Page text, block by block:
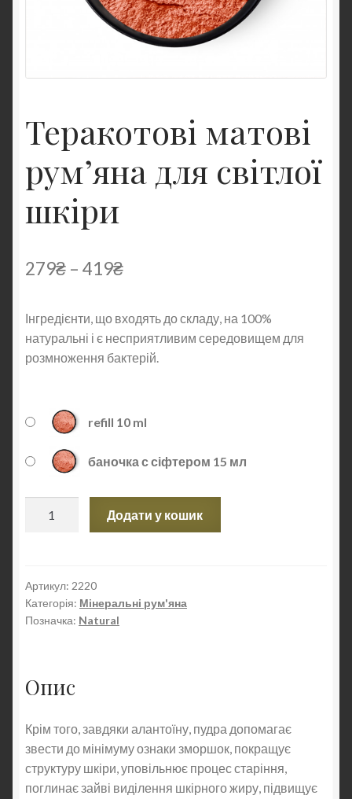
Теракотові матові
рум’яна для світлої
шкіри
279₴ – 419₴
Інгредієнти, що входять до складу, на 100%
натуральні і є несприятливим середовищем для
розмноження бактерій.
refill 10 ml
баночка с сіфтером 15 мл
світлої
шкіри
кількість
Додати у кошик
Артикул: 2220
Категорія: Мінеральні рум'яна
Позначка: Natural
Опис
Крім того, завдяки алантоїну, пудра допомагає
звести до мінімуму ознаки зморшок, покращує
структуру шкіри, уповільнює процес старіння,
поглинає зайві виділення шкірного жиру, підвищує